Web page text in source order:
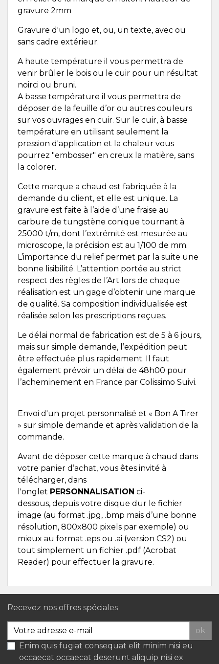
gravure 2mm
Gravure d'un logo et, ou, un texte, avec ou
sans cadre extérieur.
A haute température il vous permettra de
venir brûler le bois ou le cuir pour un résultat
noirci ou bruni.
A basse température il vous permettra de
déposer de la feuille d’or ou autres couleurs
sur vos ouvrages en cuir. Sur le cuir, à basse
température en utilisant seulement la
pression d'application et la chaleur vous
pourrez "embosser" en creux la matière, sans
la colorer.
Cette marque a chaud est fabriquée à la
demande du client, et elle est unique. La
gravure est faite à l’aide d’une fraise au
carbure de tungstène conique tournant à
25000 t/m, dont l’extrémité est mesurée au
microscope, la précision est au 1/100 de mm.
L’importance du relief permet par la suite une
bonne lisibilité. L’attention portée au strict
respect des règles de l’Art lors de chaque
réalisation est un gage d’obtenir une marque
de qualité. Sa composition individualisée est
réalisée selon les prescriptions reçues.
Le délai normal de fabrication est de 5 à 6 jours,
mais sur simple demande, l’expédition peut
être effectuée plus rapidement. Il faut
également prévoir un délai de 48h00 pour
l’acheminement en France par Colissimo Suivi.
Envoi d'un projet personnalisé et « Bon A Tirer
» sur simple demande et après validation de la
commande.
Avant de déposer cette marque à chaud dans
votre panier d’achat, vous êtes invité à
télécharger, dans
l'onglet PERSONNALISATION ci-
dessous, depuis votre disque dur le fichier
image (au format .jpg, .bmp mais d’une bonne
résolution, 800x800 pixels par exemple) ou
mieux au format .eps ou .ai (version CS2) ou
tout simplement un fichier .pdf (Acrobat
Reader) pour effectuer la gravure.
Recevez nos offres spéciales
ok
Enim quis fugiat consequat elit minim nisi eu
occaecat occaecat deserunt aliquip nisi ex